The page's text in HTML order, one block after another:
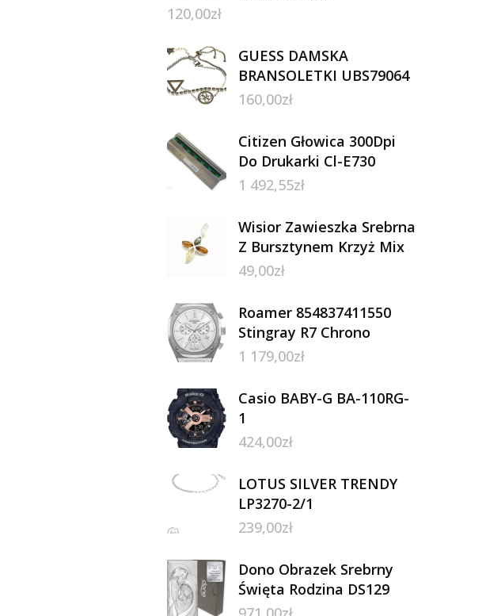
120,00zł
GUESS DAMSKA
BRANSOLETKI UBS79064
160,00zł
Citizen Głowica 300Dpi
Do Drukarki Cl-E730
1 492,55zł
Wisior Zawieszka Srebrna
Z Bursztynem Krzyż Mix
49,00zł
Roamer 854837411550
Stingray R7 Chrono
1 179,00zł
Casio BABY-G BA-110RG-
1
424,00zł
LOTUS SILVER TRENDY
LP3270-2/1
239,00zł
Dono Obrazek Srebrny
Święta Rodzina DS129